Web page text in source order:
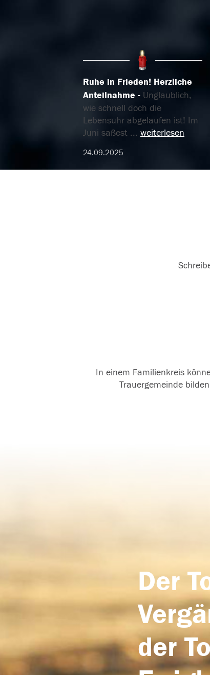
Ruhe in Frieden! Herzliche
Anteilnahme
Unglaublich,
wie schnell doch die
Lebensuhr abgelaufen ist! Im
Juni saßest ... weiterlesen
24.09.2025
In einem Familienkreis
Trauergemeinde
Der
der